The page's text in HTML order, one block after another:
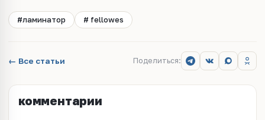
#ламинатор # fellowes
← Все статьи Поделиться:
комментарии